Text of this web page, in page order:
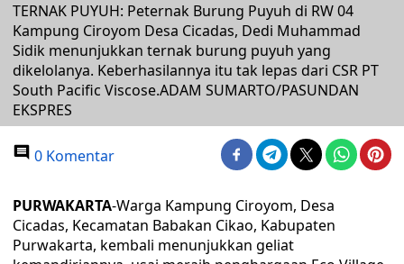
TERNAK PUYUH: Peternak Burung Puyuh di RW 04
Kampung Ciroyom Desa Cicadas, Dedi Muhammad
Sidik menunjukkan ternak burung puyuh yang
dikelolanya. Keberhasilannya itu tak lepas dari CSR PT
South Pacific Viscose.ADAM SUMARTO/PASUNDAN
EKSPRES
0 Komentar
PURWAKARTA-Warga Kampung Ciroyom, Desa
Cicadas, Kecamatan Babakan Cikao, Kabupaten
Purwakarta, kembali menunjukkan geliat